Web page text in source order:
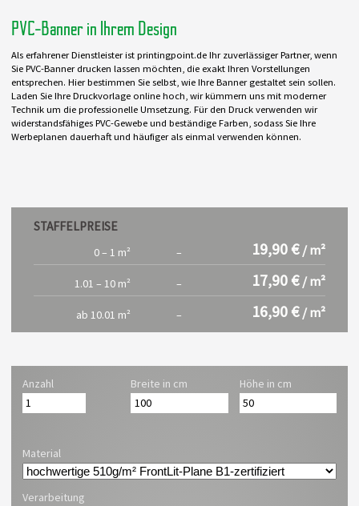
PVC-Banner in Ihrem Design
Als erfahrener Dienstleister ist printingpoint.de Ihr zuverlässiger Partner, wenn
Sie PVC-Banner drucken lassen möchten, die exakt Ihren Vorstellungen
entsprechen. Hier bestimmen Sie selbst, wie Ihre Banner gestaltet sein sollen.
Laden Sie Ihre Druckvorlage online hoch, wir kümmern uns mit moderner
Technik um die professionelle Umsetzung. Für den Druck verwenden wir
widerstandsfähiges PVC-Gewebe und beständige Farben, sodass Sie Ihre
Werbeplanen dauerhaft und häufiger als einmal verwenden können.
STAFFELPREISE
0 – 1 m² – 19,90 €/ m²
1.01 – 10 m² – 17,90 €/ m²
ab 10.01 m² – 16,90 €/ m²
Anzahl Breite in cm Höhe in cm
Material
Verarbeitung